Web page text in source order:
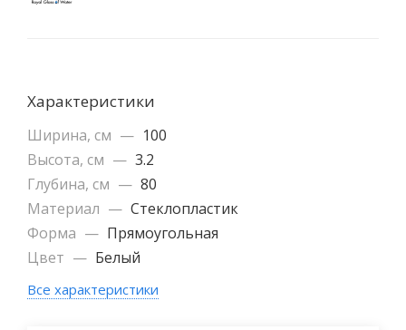
Характеристики
Ширина, см — 100
Высота, см — 3.2
Глубина, см — 80
Материал — Cтеклопластик
Форма — Прямоугольная
Цвет — Белый
Все характеристики